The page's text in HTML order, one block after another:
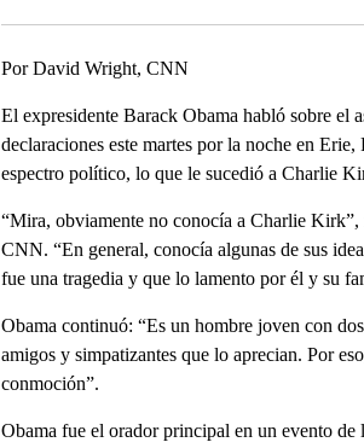
Por David Wright, CNN
El expresidente Barack Obama habló sobre el
declaraciones este martes por la noche en
espectro político, lo que le sucedió a Charlie
“Mira, obviamente no conocía a Charlie
CNN. “En general, conocía algunas de sus
fue una tragedia y que lo lamento por él y su
Obama continuó: “Es un hombre joven con
amigos y simpatizantes que lo aprecian. Por
conmoción”.
Obama fue el orador principal en un evento